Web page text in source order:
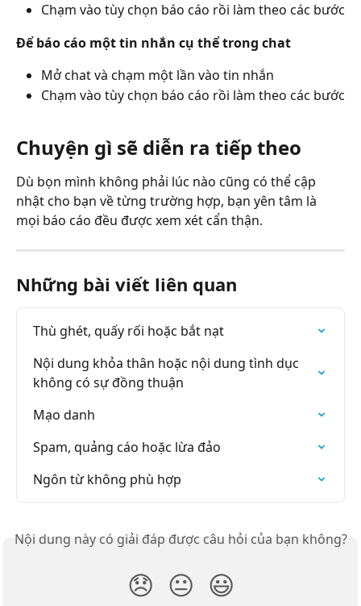
Chạm vào tùy chọn báo cáo rồi làm theo các bước
Để báo cáo một tin nhắn cụ thể trong chat
Mở chat và chạm một lần vào tin nhắn
Chạm vào tùy chọn báo cáo rồi làm theo các bước
Chuyện gì sẽ diễn ra tiếp theo
Dù bọn mình không phải lúc nào cũng có thể cập
nhật cho bạn về từng trường hợp, bạn yên tâm là
mọi báo cáo đều được xem xét cẩn thận.
Những bài viết liên quan
Thù ghét, quấy rối hoặc bắt nạt
Nội dung khỏa thân hoặc nội dung tình dục
không có sự đồng thuận
Mạo danh
Spam, quảng cáo hoặc lừa đảo
Ngôn từ không phù hợp
Nội dung này có giải đáp được câu hỏi của bạn không?
😞 😐 😃